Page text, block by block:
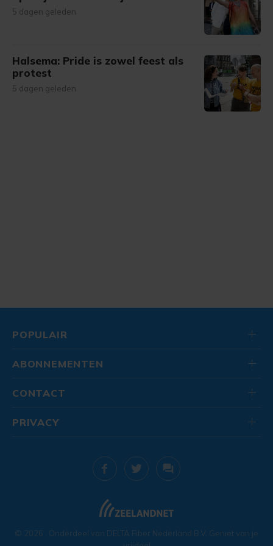
5 dagen geleden
Halsema: Pride is zowel feest als
protest
5 dagen geleden
POPULAIR
ABONNEMENTEN
CONTACT
© 2026 . Onderdeel van DELTA Fiber Nederland B.V. Geniet van je
PRIVACY